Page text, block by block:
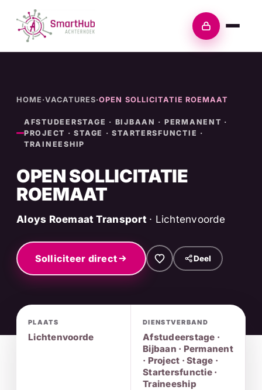
content
Inloggen
HOME ·VACATURES·OPEN SOLLICITATIE ROEMAAT
AFSTUDEERSTAGE · BIJBAAN · PERMANENT ·
PROJECT · STAGE · STARTERSFUNCTIE ·
TRAINEESHIP
OPEN SOLLICITATIE
ROEMAAT
Aloys Roemaat Transport· Lichtenvoorde
Solliciteer direct Deel
PLAATS
Lichtenvoorde
DIENSTVERBAND
Afstudeerstage ·
Bijbaan · Permanent
· Project · Stage ·
Startersfunctie ·
Traineeship